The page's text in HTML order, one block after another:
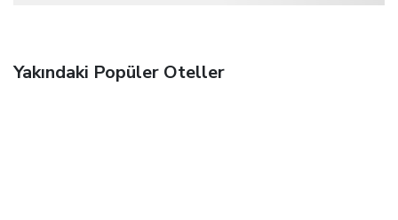
Yakındaki Popüler Oteller